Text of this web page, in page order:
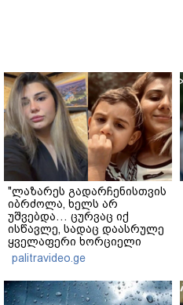
"ლაზარეს გადარჩენისთვის
იბრძოლა, ხელს არ
უშვებდა… ცურვაც იქ
ისწავლე, სადაც დაასრულე
ყველაფერი ხორციელი
ცხოვრებიდან" – რას წერს
ხობში დაღუპული დედა-
შვილის ახლობელი?
palitravideo.ge